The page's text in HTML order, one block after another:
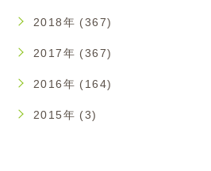
2018年 (367)
2017年 (367)
2016年 (164)
2015年 (3)